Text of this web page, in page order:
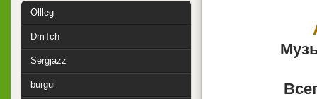
Ollleg
DmTch
Sergjazz
burgui